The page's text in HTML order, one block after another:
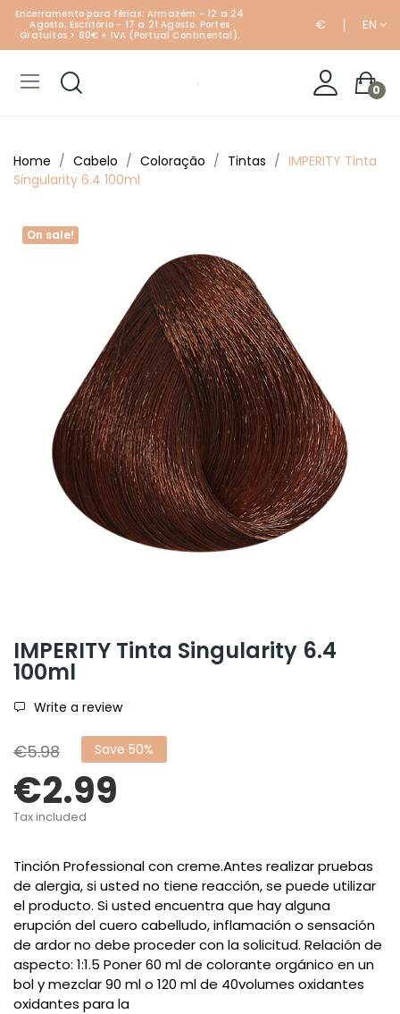
Encerramento para férias: Armazém - 12 a 24
Agosto; Escritório - 17 a 21 Agosto. Portes
Gratuitos > 80€ + IVA (Portual Continental).
€ EN
0
Home Cabelo Coloração Tintas
IMPERITY Tinta
Singularity 6.4 100ml
On sale!
IMPERITY Tinta Singularity 6.4
100ml
Write a review
€5.98 Save 50%
€2.99
Tax included
Tinción Professional con creme.Antes realizar pruebas
de alergia, si usted no tiene reacción, se puede utilizar
el producto. Si usted encuentra que hay alguna
erupción del cuero cabelludo, inflamación o sensación
de ardor no debe proceder con la solicitud. Relación de
aspecto: 1:1.5 Poner 60 ml de colorante orgánico en un
bol y mezclar 90 ml o 120 ml de 40volumes oxidantes
oxidantes para la